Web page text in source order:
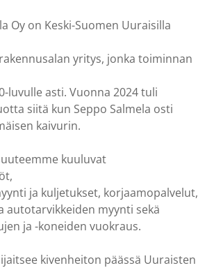
Oy on Keski-Suomen Uuraisilla
yritys, jonka toiminnan
luvulle asti. Vuonna 2024 tuli
siitä kun Seppo Salmela osti
kaivurin.
kuuluvat
ja kuljetukset, korjaamopalvelut,
autotarvikkeiden myynti sekä
ja -koneiden vuokraus.
kivenheiton päässä Uuraisten